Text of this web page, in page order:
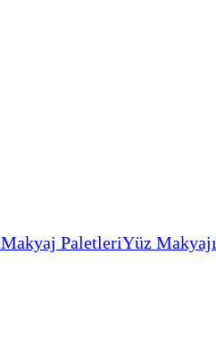
Makyaj PaletleriYüz Makyajı